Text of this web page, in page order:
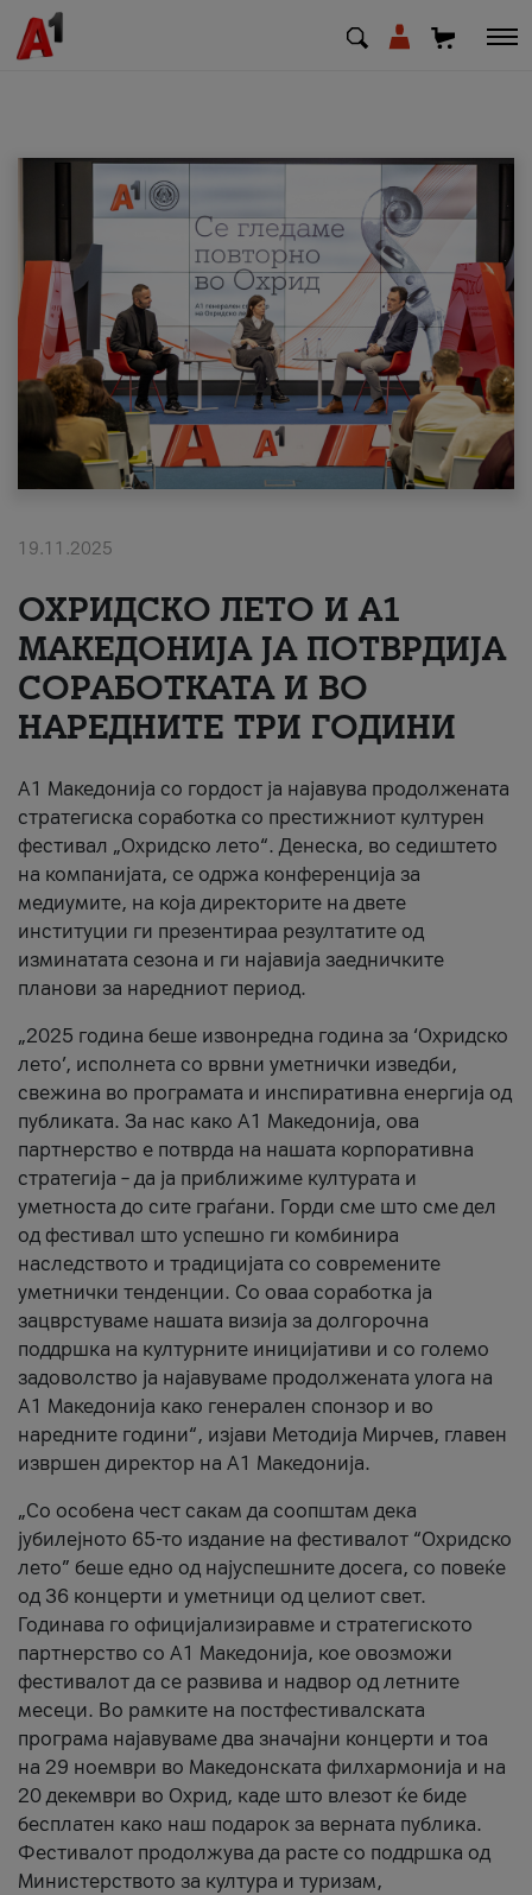
МК SQ
Приватни Деловни
Поддршка
Надополни кредит
#ПодобарОнлајн
19.11.2025
ОХРИДСКО ЛЕТО И A1
МАКЕДОНИЈА ЈА ПОТВРДИЈА
СОРАБОТКАТА И ВО
НАРЕДНИТЕ ТРИ ГОДИНИ
A1 Македонија со гордост ја најавува продолжената
стратегиска соработка со престижниот културен
фестивал „Охридско лето“. Денеска, во седиштето
на компанијата, се одржа конференција за
медиумите, на која директорите на двете
институции ги презентираа резултатите од
изминатата сезона и ги најавија заедничките
планови за наредниот период.
„2025 година беше извонредна година за ‘Охридско
лето’, исполнета со врвни уметнички изведби,
свежина во програмата и инспиративна енергија од
публиката. За нас како A1 Македонија, ова
партнерство е потврда на нашата корпоративна
стратегија – да ја приближиме културата и
уметноста до сите граѓани. Горди сме што сме дел
од фестивал што успешно ги комбинира
наследството и традицијата со современите
уметнички тенденции. Со оваа соработка ја
зацврстуваме нашата визија за долгорочна
поддршка на културните иницијативи и со големо
задоволство ја најавуваме продолжената улога на
A1 Македонија како генерален спонзор и во
наредните години“, изјави Методија Мирчев, главен
извршен директор на A1 Македонија.
„Со особена чест сакам да соопштам дека
јубилејното 65-то издание на фестивалот “Охридско
лето” беше едно од најуспешните досега, со повеќе
од 36 концерти и уметници од целиот свет.
Годинава го официјализиравме и стратегиското
партнерство со А1 Македонија, кое овозможи
фестивалот да се развива и надвор од летните
месеци. Во рамките на постфестивалската
програма најавуваме два значајни концерти и тоа
на 29 ноември во Македонската филхармонија и на
20 декември во Охрид, каде што влезот ќе биде
бесплатен како наш подарок за верната публика.
Фестивалот продолжува да расте со поддршка од
Министерството за култура и туризам,